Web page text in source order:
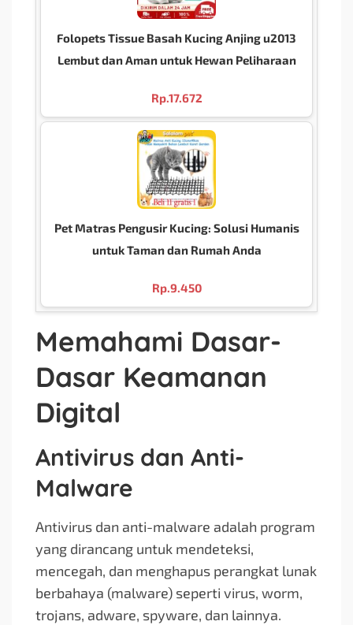
Folopets Tissue Basah Kucing Anjing u2013
Lembut dan Aman untuk Hewan Peliharaan
Rp.17.672
Pet Matras Pengusir Kucing: Solusi Humanis
untuk Taman dan Rumah Anda
Rp.9.450
Memahami Dasar-
Dasar Keamanan
Digital
Antivirus dan Anti-
Malware
Antivirus dan anti-malware adalah program
yang dirancang untuk mendeteksi,
mencegah, dan menghapus perangkat lunak
berbahaya (malware) seperti virus, worm,
trojans, adware, spyware, dan lainnya.